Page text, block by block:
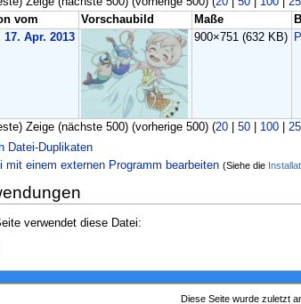
vom
Vorschaubild Maße
17. Apr. 2013 900×751(632 KB)
Zeige (nächste 500) (vorherige 500) (20| 50| 100|
Datei-Duplikaten
mit einem externen Programm bearbeiten (Siehe die
verwendet diese Datei:
Diese Seite wurde zuletzt